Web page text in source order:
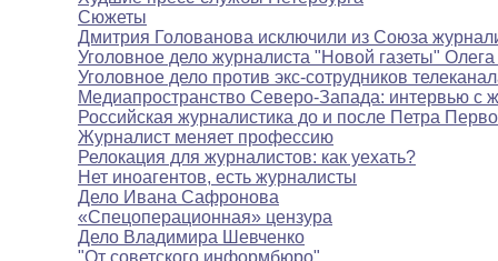
Сюжеты
Дмитрия Голованова исключили из Союза
Уголовное дело журналиста "Новой газеты"
Уголовное дело против экс-сотрудников
Медиапространство Северо-Запада: интервью с
Российская журналистика до и после Петра
Журналист меняет профессию
Релокация для журналистов: как уехать?
Нет иноагентов, есть журналисты
Дело Ивана Сафронова
«Спецоперационная» цензура
Дело Владимира Шевченко